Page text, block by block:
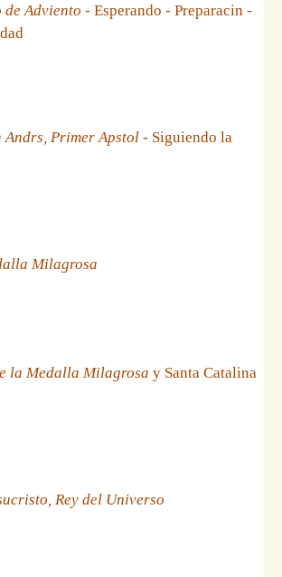
Adviento - Esperando - Preparacin -
Andrs, Primer Apstol - Siguiendo la
Milagrosa
la Medalla Milagrosa y Santa Catalina
Rey del Universo